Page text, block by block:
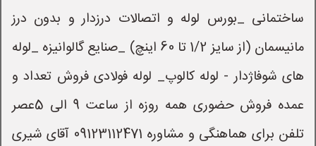
ساختمانی _بورس لوله و اتصالات درزدار و بدون درز
مانیسمان (از سایز 1/2 تا 60 اینچ) _صنایع گالوانیزه _لوله
های شوفاژدار - لوله کالوپ_ لوله فولادی فروش تعداد و
عمده فروش حضوری همه روزه از ساعت 9 الی 5عصر
تلفن برای هماهنگی و مشاوره 09123112471 آقای شیری